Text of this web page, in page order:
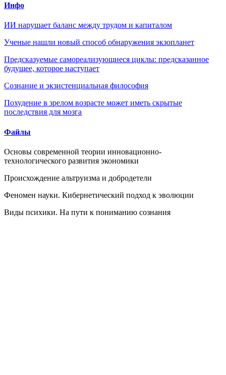
Инфо
ИИ нарушает баланс между трудом и капиталом
Ученые нашли новый способ обнаружения экзопланет
Предсказуемые самореализующиеся циклы: предсказанное
будущее, которое наступает
Сознание и экзистенциальная философия
Похудение в зрелом возрасте может иметь скрытые
последствия для мозга
Файлы
Основы современной теории инновационно-
технологического развития экономики
Происхождение альтруизма и добродетели
Феномен науки. Кибернетический подход к эволюции
Виды психики. На пути к пониманию сознания